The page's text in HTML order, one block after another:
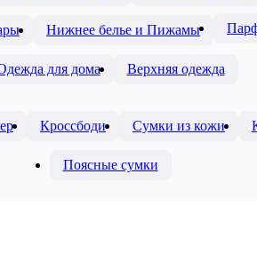
Нижнее белье и Пижамы
для дома Верхняя одежда
Кроссбоди Сумки из кожи
Поясные сумки